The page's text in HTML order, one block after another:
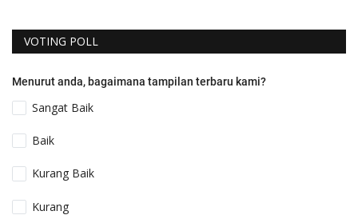
VOTING POLL
Menurut anda, bagaimana tampilan terbaru kami?
Sangat Baik
Baik
Kurang Baik
Kurang